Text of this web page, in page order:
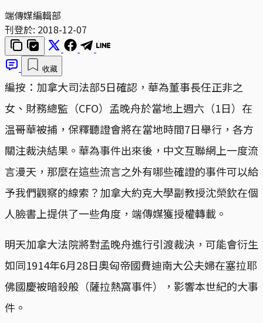
端傳媒編輯部
刊登於: 2018-12-07
收藏
編按：加拿大司法部5日確認，華為董事長任正非之
女、財務總監（CFO）孟晚舟於當地上週六（1日）在
温哥華被捕，保釋聽證會將在當地時間7日舉行，各方
關注裁決結果。華為事件出來後，中文互聯網上一度流
言漫天，那麼在這些流言之外有哪些確證的事件可以給
予我們觀察的線索？加拿大約克大學副教授沈榮欽在個
人臉書上提供了一些角度，端傳媒獲授權轉載。
明天加拿大法院將對孟晚舟進行引渡裁決，可能會衍生
如同1914年6月28日奧匈帝國費迪南大公夫婦在塞拉耶
佛國慶被暗殺般（薩拉熱窩事件），影響本世紀的大事
件。